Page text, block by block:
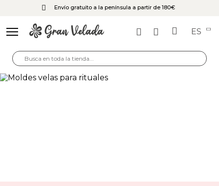
Envío gratuito a la península a partir de 180€
ES